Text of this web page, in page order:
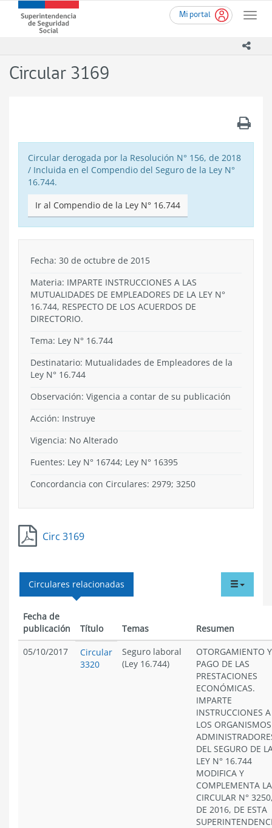
contenido
Mi portal
Toggle
Superintendencia
de
-
Circular 3169
Circular derogada por la Resolución N° 156, de 2018
/ Incluida en el Compendio del Seguro de la Ley N°
16.744.
Ir al Compendio de la Ley N° 16.744
Fecha: 30 de octubre de 2015
Materia: IMPARTE INSTRUCCIONES A LAS
MUTUALIDADES DE EMPLEADORES DE LA LEY N°
16.744, RESPECTO DE LOS ACUERDOS DE
DIRECTORIO.
Tema: Ley N° 16.744
Destinatario: Mutualidades de Empleadores de la
Ley N° 16.744
Observación: Vigencia a contar de su publicación
Acción: Instruye
Vigencia: No Alterado
Fuentes: Ley N° 16744; Ley N° 16395
Concordancia con Circulares: 2979; 3250
Circ 3169
menu
Circulares relacionadas
Fecha de
publicación
Título Temas
Resumen
05/10/2017
Circular
3320
Seguro laboral
(Ley 16.744)
OTORGAMIENTO Y
PAGO DE LAS
PRESTACIONES
ECONÓMICAS.
IMPARTE
INSTRUCCIONES A
LOS ORGANISMOS
DEL SEGURO DE
LEY N° 16.744
MODIFICA Y
COMPLEMENTA LA
CIRCULAR N°
DE 2016, DE ESTA